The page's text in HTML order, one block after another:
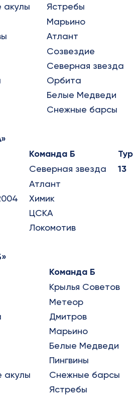
акулы Ястребы
Марьино
Атлант
Созвездие
Северная звезда
Орбита
Белые Медведи
Снежные барсы
Команда Б Тур
Северная звезда 13
Атлант
Химик
ЦСКА
Локомотив
Команда Б
Крылья Советов
Метеор
Дмитров
Марьино
Белые Медведи
Пингвины
акулы
Снежные барсы
Ястребы